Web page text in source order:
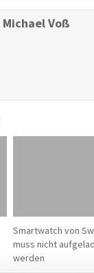
Michael Voß
Smartwatch von
muss nicht
werden